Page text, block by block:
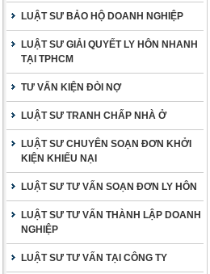
LUẬT SƯ BẢO HỘ DOANH NGHIỆP
LUẬT SƯ GIẢI QUYẾT LY HÔN NHANH
TẠI TPHCM
TƯ VẤN KIỆN ĐÒI NỢ
LUẬT SƯ TRANH CHẤP NHÀ Ở
LUẬT SƯ CHUYÊN SOẠN ĐƠN KHỞI
KIỆN KHIẾU NẠI
LUẬT SƯ TƯ VẤN SOẠN ĐƠN LY HÔN
LUẬT SƯ TƯ VẤN THÀNH LẬP DOANH
NGHIỆP
LUẬT SƯ TƯ VẤN TẠI CÔNG TY